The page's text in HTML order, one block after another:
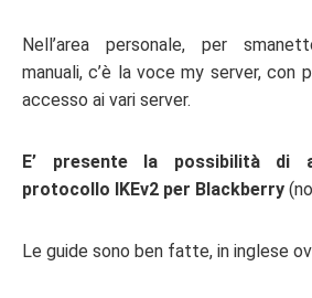
Nell’area personale, per
manuali, c’è la voce my server, con
accesso ai vari server.
E’ presente la possibilità di
protocollo IKEv2 per Blackberry
Le guide sono ben fatte, in inglese